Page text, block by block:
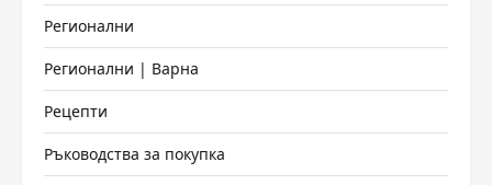
Регионални
Регионални | Варна
Рецепти
Ръководства за покупка